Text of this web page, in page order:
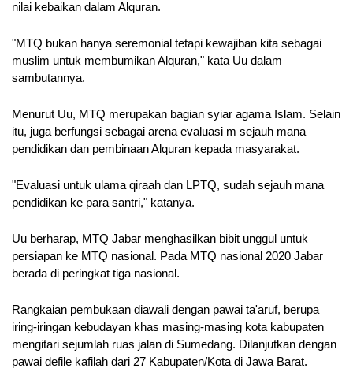
nilai kebaikan dalam Alquran.
"MTQ bukan hanya seremonial tetapi kewajiban kita sebagai
muslim untuk membumikan Alquran," kata Uu dalam
sambutannya.
Menurut Uu, MTQ merupakan bagian syiar agama Islam. Selain
itu, juga berfungsi sebagai arena evaluasi m sejauh mana
pendidikan dan pembinaan Alquran kepada masyarakat.
"Evaluasi untuk ulama qiraah dan LPTQ, sudah sejauh mana
pendidikan ke para santri," katanya.
Uu berharap, MTQ Jabar menghasilkan bibit unggul untuk
persiapan ke MTQ nasional. Pada MTQ nasional 2020 Jabar
berada di peringkat tiga nasional.
Rangkaian pembukaan diawali dengan pawai ta'aruf, berupa
iring-iringan kebudayan khas masing-masing kota kabupaten
mengitari sejumlah ruas jalan di Sumedang. Dilanjutkan dengan
pawai defile kafilah dari 27 Kabupaten/Kota di Jawa Barat.